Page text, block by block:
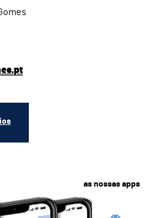
as nossas apps